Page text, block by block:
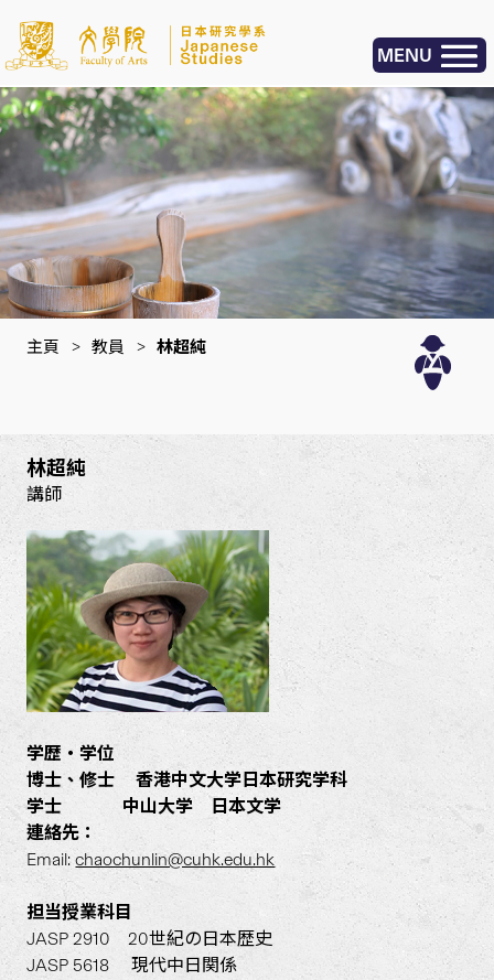
MENU
主頁 > 教員 > 林超純
林超純
講師
学歴・学位
博士、修士 香港中文大学日本研究学科
学士
中山大学 日本文学
連絡先：
Email:chaochunlin@cuhk.edu.hk
担当授業科目
JASP 2910 20世紀の日本歴史
JASP 5618 現代中日関係